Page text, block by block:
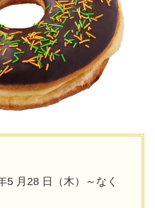
5 月28 日（木）～なく